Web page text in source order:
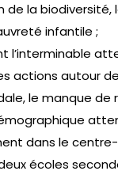
de la biodiversité,
infantile ;
l’interminable
actions autour
le manque de
dans le
écoles